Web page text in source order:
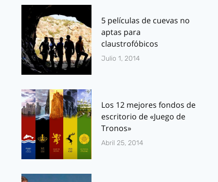
5 películas de cuevas no
aptas para
claustrofóbicos
Julio 1, 2014
Los 12 mejores fondos de
escritorio de «Juego de
Tronos»
Abril 25, 2014